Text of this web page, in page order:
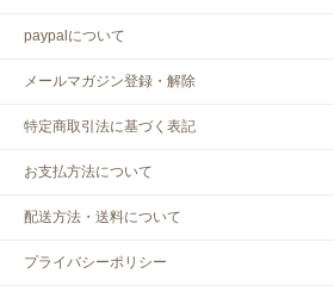
paypalについて
メールマガジン登録・解除
特定商取引法に基づく表記
お支払方法について
配送方法・送料について
プライバシーポリシー